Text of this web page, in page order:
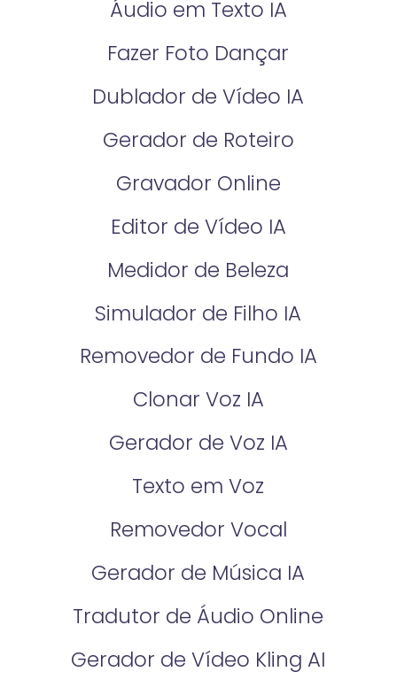
Áudio em Texto IA
Fazer Foto Dançar
Dublador de Vídeo IA
Gerador de Roteiro
Gravador Online
Editor de Vídeo IA
Medidor de Beleza
Simulador de Filho IA
Removedor de Fundo IA
Clonar Voz IA
Gerador de Voz IA
Texto em Voz
Removedor Vocal
Gerador de Música IA
Tradutor de Áudio Online
Gerador de Vídeo Kling AI